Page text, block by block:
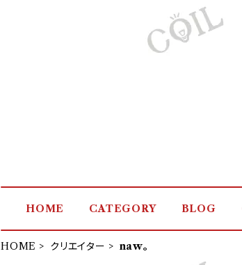
HOME CATEGORY BLOG
HOME クリエイター naw。